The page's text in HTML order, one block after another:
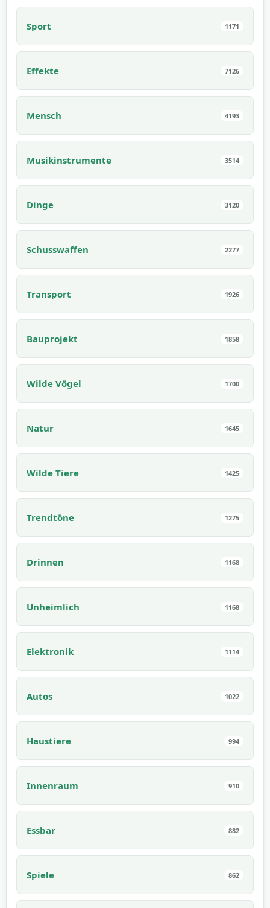
Sport 1171
Effekte 7126
Mensch 4193
Musikinstrumente 3514
Dinge 3120
Schusswaffen 2277
Transport 1926
Bauprojekt 1858
Wilde Vögel 1700
Natur 1645
Wilde Tiere 1425
Trendtöne 1275
Drinnen 1168
Unheimlich 1168
Elektronik 1114
Autos 1022
Haustiere 994
Innenraum 910
Essbar 882
Spiele 862